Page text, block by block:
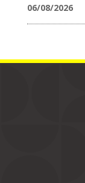
06/08/2026